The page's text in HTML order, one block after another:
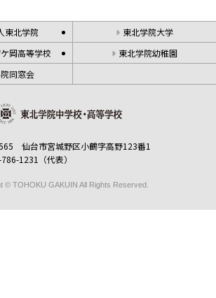
東北学院
東北学院大学
岡高等学校
東北学院幼稚園
同窓会
仙台市宮城野区小鶴字高野123番1
1231（代表）
© TOHOKU GAKUIN All Rights Reserved.